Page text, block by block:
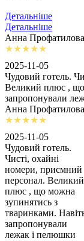
Детальніше
Детальніше
Анна Профатилова
2025-11-05
Чудовий готель.
Великий плюс , що
запропонували
Анна Профатилова
2025-11-05
Чудовий готель.
Чисті, охайні
номери, приємний
персонал. Великий
плюс , що можна
зупинятись з
тваринками.
запропонували
лежак і пелюшки